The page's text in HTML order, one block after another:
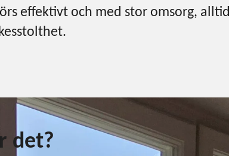
effektivt och med stor omsorg, alltid
det?